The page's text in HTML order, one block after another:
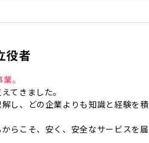
役者
。
てきました。
し、どの企業よりも知識と経験を積
らこそ、安く、安全なサービスを届